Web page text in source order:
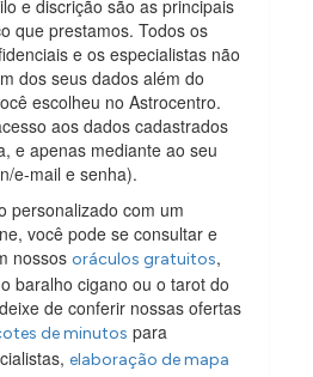
e discrição são as principais
que prestamos. Todos os
e os especialistas não
dos seus dados além do
escolheu no Astrocentro.
aos dados cadastrados
e apenas mediante ao seu
e-mail e senha).
personalizado com um
você pode se consultar e
nossosoráculos gratuitos,
baralho cigano ou o tarot do
de conferir nossas ofertas
de minutos para
elaboração de mapa